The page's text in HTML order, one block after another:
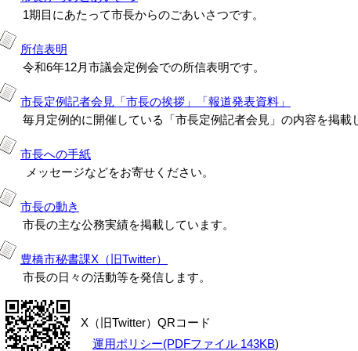
1期目にあたって市長からのごあいさつです。
所信表明
令和6年12月市議会定例会での所信表明です。
市長定例記者会見「市長の挨拶」「報道発表資料」
毎月定例的に開催している「市長定例記者会見」の内容を掲載
市長への手紙
メッセージなどをお寄せください。
市長の動き
市長の主な公務実績を掲載しています。
豊橋市秘書課X（旧Twitter）
市長の日々の活動等を発信します。
X（旧Twitter）QRコード
運用ポリシー(PDFファイル 143KB)